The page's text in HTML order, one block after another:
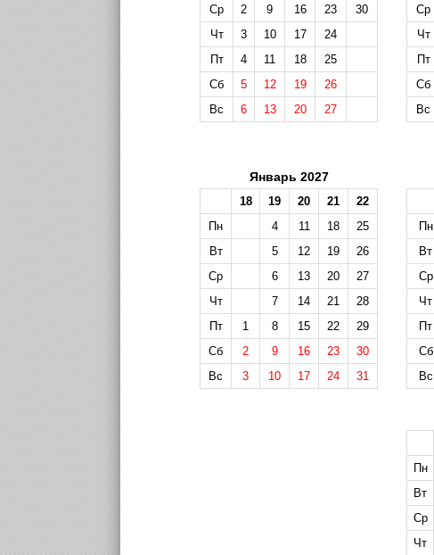
Ср
2 9 16 23
30
Чт
3 10 17
24
Пт
4 11 18
25
Сб
5 12 19
26
Вс
6 13 20 27
Ср
Чт
Пт
Сб
Вс
Январь 2027
18 19 20 21
22
Пн
4 11 18
25
Вт
5 12 19
26
Ср
6 13 20
27
Чт
7 14 21
28
Пт
1 8 15 22
29
Сб
2 9 16 23
30
Вс
3 10 17 24 31
Пн
Вт
Ср
Чт
Пт
Сб
Вс
Пн
Вт
Ср
Чт